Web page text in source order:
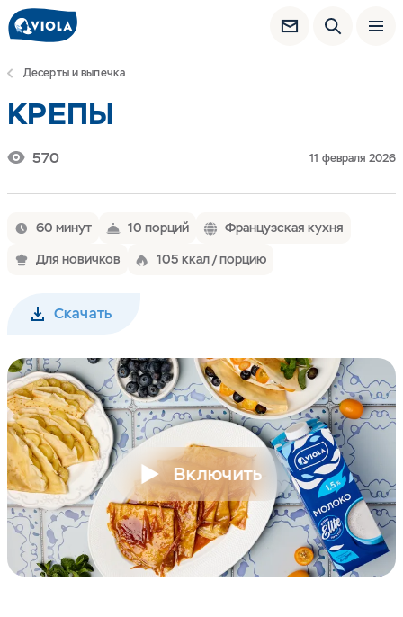
Десерты и выпечка
КРЕПЫ
570 11 февраля 2026
60 минут 10 порций
Французская кухня
Для новичков
105 ккал / порцию
Скачать
Включить